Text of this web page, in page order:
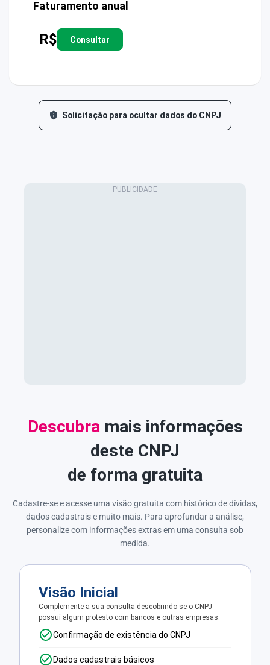
Faturamento anual
R$ Consultar
Solicitação para ocultar dados do CNPJ
Descubramais informações
deste CNPJ
de forma gratuita
Cadastre-se e acesse uma visão gratuita com histórico de dívidas,
dados cadastrais e muito mais. Para aprofundar a análise,
personalize com informações extras em uma consulta sob
medida.
Visão Inicial
Complemente a sua consulta descobrindo se o CNPJ
possui algum protesto com bancos e outras empresas.
Confirmação de existência do CNPJ
Dados cadastrais básicos